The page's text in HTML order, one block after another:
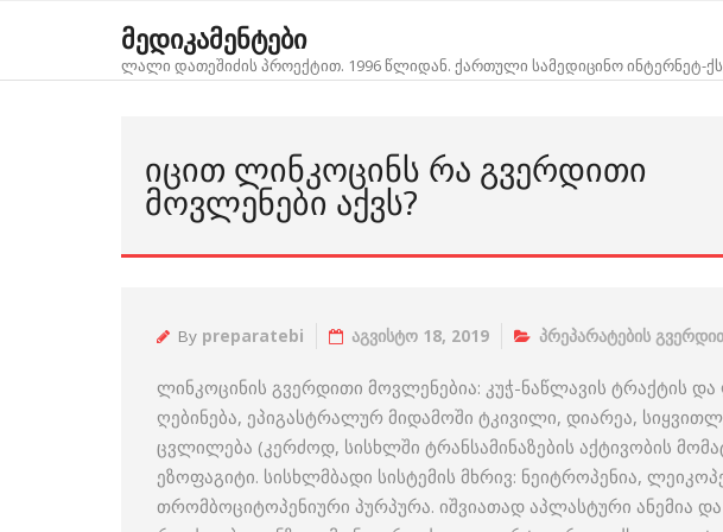
მედიკამენტები
ლალი დათეშიძის პროექტით. 1996 წლიდან. ქართული სამედიცინო ინტერნეტ-
ᲘᲪᲘᲗ ᲚᲘᲜᲙᲝᲪᲘᲜᲡ ᲠᲐ ᲒᲕᲔᲠᲓᲘᲗᲘ
ᲛᲝᲕᲚᲔᲜᲔᲑᲘ ᲐᲥᲕᲡ?
By preparatebi აგვისტო 18, 2019 პრეპარატების
ლინკოცინის გვერდითი მოვლენებია: კუჭ-ნაწლავის ტრაქტის
ღებინება, ეპიგასტრალურ მიდამოში ტკივილი, დიარეა,
ცვლილება (კერძოდ, სისხლში ტრანსამინაზების აქტივობის
ეზოფაგიტი. სისხლმბადი სისტემის მხრივ: ნეიტროპენია,
თრომბოციტოპენიური პურპურა. იშვიათად აპლასტური ანემია